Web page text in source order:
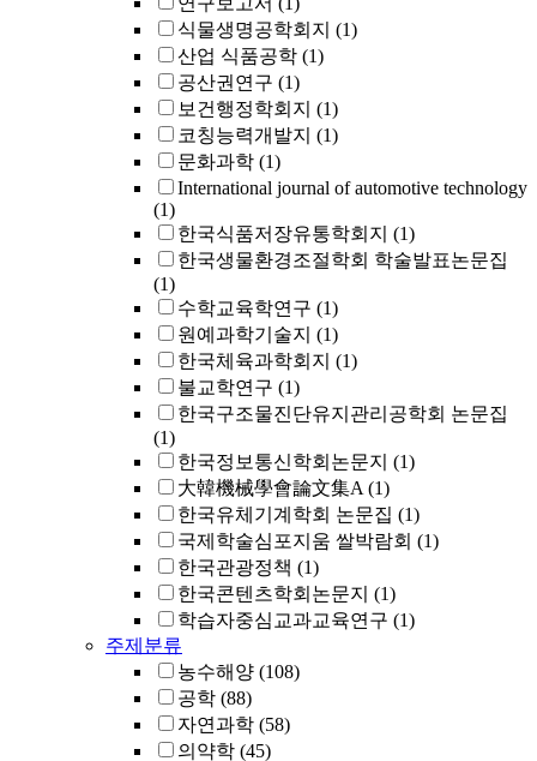
식물생명공학회지 (1)
산업 식품공학 (1)
공산권연구 (1)
보건행정학회지 (1)
코칭능력개발지 (1)
문화과학 (1)
International journal of automotive technology
(1)
한국식품저장유통학회지 (1)
한국생물환경조절학회 학술발표논문집
(1)
수학교육학연구 (1)
원예과학기술지 (1)
한국체육과학회지 (1)
불교학연구 (1)
한국구조물진단유지관리공학회 논문집
(1)
한국정보통신학회논문지 (1)
大韓機械學會論文集A (1)
한국유체기계학회 논문집 (1)
국제학술심포지움 쌀박람회 (1)
한국관광정책 (1)
한국콘텐츠학회논문지 (1)
학습자중심교과교육연구 (1)
주제분류
농수해양 (108)
공학 (88)
자연과학 (58)
의약학 (45)